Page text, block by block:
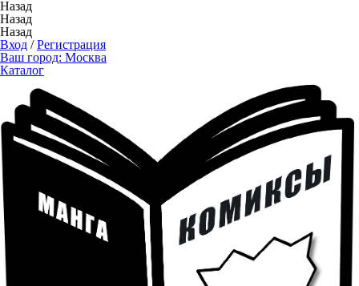
Назад
Назад
Назад
Вход /Регистрация
Ваш город: Москва
Каталог